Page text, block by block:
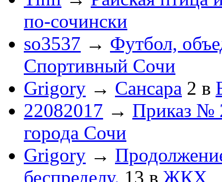
по-cочински
so3537 → Футбол,
Спортивный Сочи
Grigory → Сансара 2 в
22082017 → Приказ №
города Сочи
Grigory →
беспределу. 13 в ЖКХ